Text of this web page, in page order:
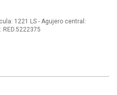
1221 LS - Agujero central:
RED.5222375